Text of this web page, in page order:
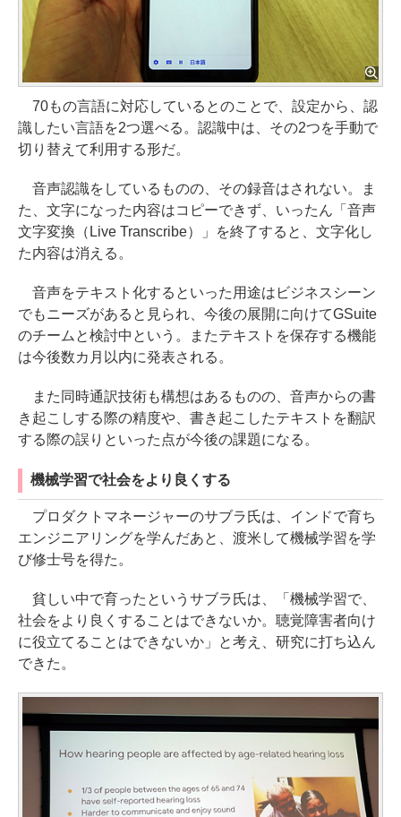
70もの言語に対応しているとのことで、設定から、認
識したい言語を2つ選べる。認識中は、その2つを手動で
切り替えて利用する形だ。
音声認識をしているものの、その録音はされない。ま
た、文字になった内容はコピーできず、いったん「音声
文字変換（Live Transcribe）」を終了すると、文字化し
た内容は消える。
音声をテキスト化するといった用途はビジネスシーン
でもニーズがあると見られ、今後の展開に向けてGSuite
のチームと検討中という。またテキストを保存する機能
は今後数カ月以内に発表される。
また同時通訳技術も構想はあるものの、音声からの書
き起こしする際の精度や、書き起こしたテキストを翻訳
する際の誤りといった点が今後の課題になる。
機械学習で社会をより良くする
プロダクトマネージャーのサブラ氏は、インドで育ち
エンジニアリングを学んだあと、渡米して機械学習を学
び修士号を得た。
貧しい中で育ったというサブラ氏は、「機械学習で、
社会をより良くすることはできないか。聴覚障害者向け
に役立てることはできないか」と考え、研究に打ち込ん
できた。